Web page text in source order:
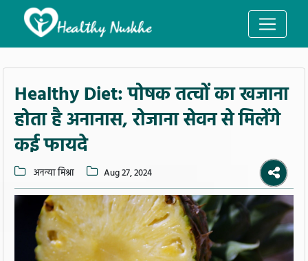
Healthy Diet: पोषक तत्वों का खजाना
होता है अनानास, रोजाना सेवन से मिलेंगे
कई फायदे
अनन्या मिश्रा Aug 27, 2024